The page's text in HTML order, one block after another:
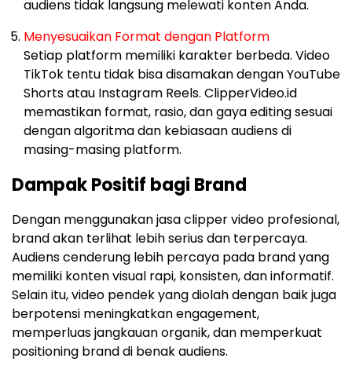
audiens tidak langsung melewati konten Anda.
Menyesuaikan Format dengan Platform
Setiap platform memiliki karakter berbeda. Video
TikTok tentu tidak bisa disamakan dengan YouTube
Shorts atau Instagram Reels. ClipperVideo.id
memastikan format, rasio, dan gaya editing sesuai
dengan algoritma dan kebiasaan audiens di
masing-masing platform.
Dampak Positif bagi Brand
Dengan menggunakan jasa clipper video profesional,
brand akan terlihat lebih serius dan terpercaya.
Audiens cenderung lebih percaya pada brand yang
memiliki konten visual rapi, konsisten, dan informatif.
Selain itu, video pendek yang diolah dengan baik juga
berpotensi meningkatkan engagement,
memperluas jangkauan organik, dan memperkuat
positioning brand di benak audiens.